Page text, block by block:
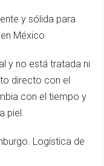
y sólida para
México
y no está tratada ni
directo con el
con el tiempo y
piel.
Logística de